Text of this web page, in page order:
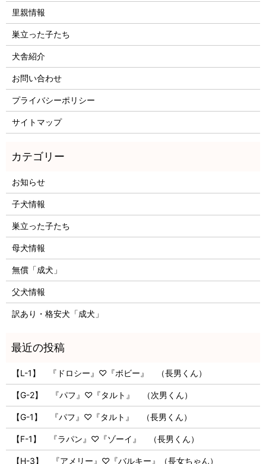
里親情報
巣立った子たち
犬舎紹介
お問い合わせ
プライバシーポリシー
サイトマップ
お知らせ
子犬情報
巣立った子たち
母犬情報
無償「成犬」
父犬情報
訳あり・格安犬「成犬」
【L-1】 『ドロシー』♡『ボビー』 （長男くん）
【G-2】 『パフ』♡『タルト』 （次男くん）
【G-1】 『パフ』♡『タルト』 （長男くん）
【F-1】 『ラパン』♡『ゾーイ』 （長男くん）
【H-3】 『アメリー』♡『バルキー』（長女ちゃん）